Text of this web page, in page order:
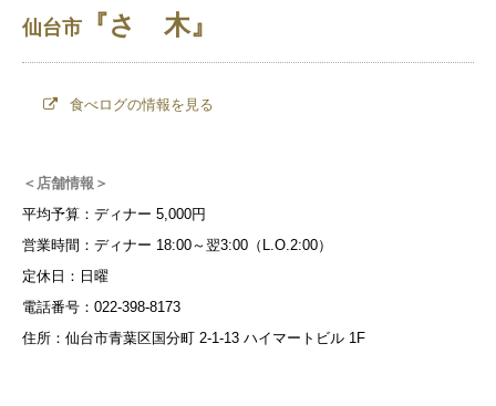
仙台市 『さゝ木』
食べログの情報を見る
＜店舗情報＞
平均予算：ディナー 5,000円
営業時間：ディナー 18:00～翌3:00（L.O.2:00）
定休日：日曜
電話番号：022-398-8173
住所：仙台市青葉区国分町 2-1-13 ハイマートビル 1F